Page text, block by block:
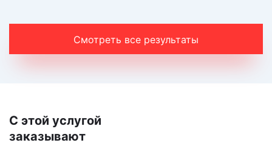
Смотреть все результаты
С этой услугой
заказывают